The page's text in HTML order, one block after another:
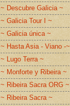
~ Descubre Galicia ~
~ Galicia Tour I ~
~ Galicia única ~
~ Hasta Asia - Viano -~
~ Lugo Terra ~
~ Monforte y Ribeira ~
~ Ribeira Sacra ORG ~
~ Ribeira Sacra ~